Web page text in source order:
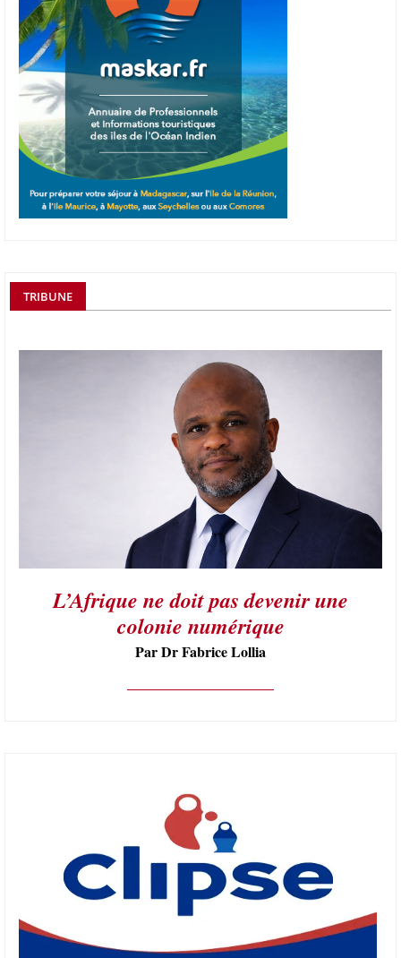
TRIBUNE
L’Afrique ne doit pas devenir une
colonie numérique
Par Dr Fabrice Lollia